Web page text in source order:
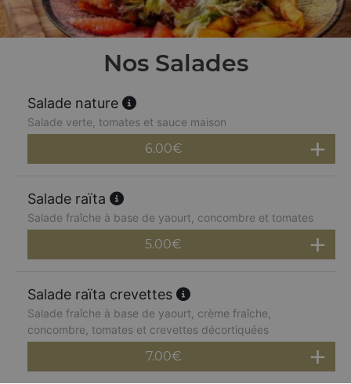
Nos Salades
Salade nature
Salade verte, tomates et sauce maison
6.00€
Salade raïta
Salade fraîche à base de yaourt, concombre et tomates
5.00€
Salade raïta crevettes
Salade fraîche à base de yaourt, crème fraîche,
concombre, tomates et crevettes décortiquées
7.00€